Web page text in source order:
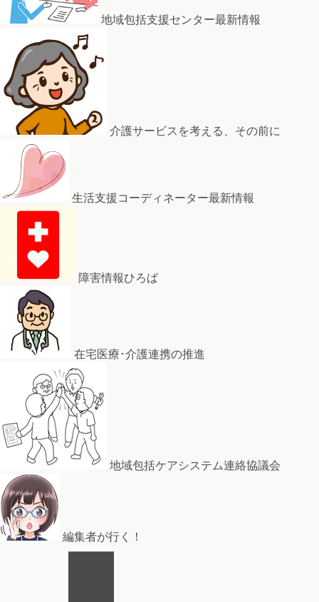
地域包括支援センター最新情報
介護サービスを考える、その前に
生活支援コーディネーター最新情報
障害情報ひろば
在宅医療･介護連携の推進
地域包括ケアシステム連絡協議会
編集者が行く！